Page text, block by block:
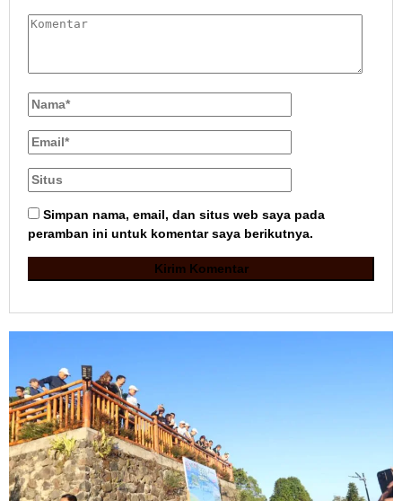
Simpan nama, email, dan situs web saya pada
peramban ini untuk komentar saya berikutnya.